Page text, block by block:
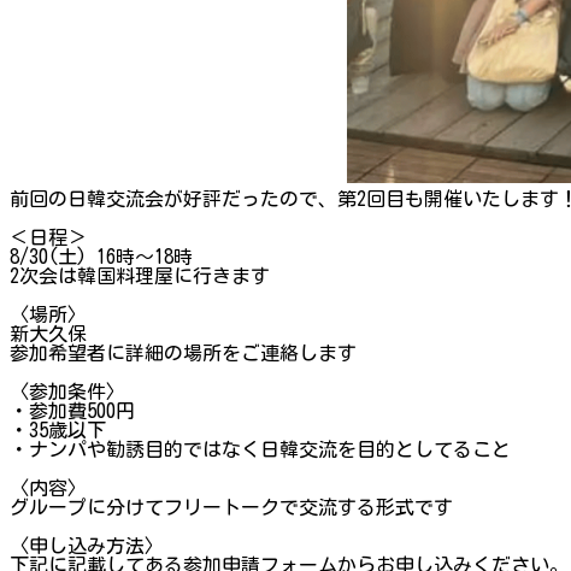
前回の日韓交流会が好評だったので、第2回目も開催いたします！
＜日程＞
8/30(土) 16時〜18時
2次会は韓国料理屋に行きます
〈場所〉
新大久保
参加希望者に詳細の場所をご連絡します
〈参加条件〉
・参加費500円
・35歳以下
・ナンパや勧誘目的ではなく日韓交流を目的としてること
〈内容〉
グループに分けてフリートークで交流する形式です
〈申し込み方法〉
下記に記載してある参加申請フォームからお申し込みください。